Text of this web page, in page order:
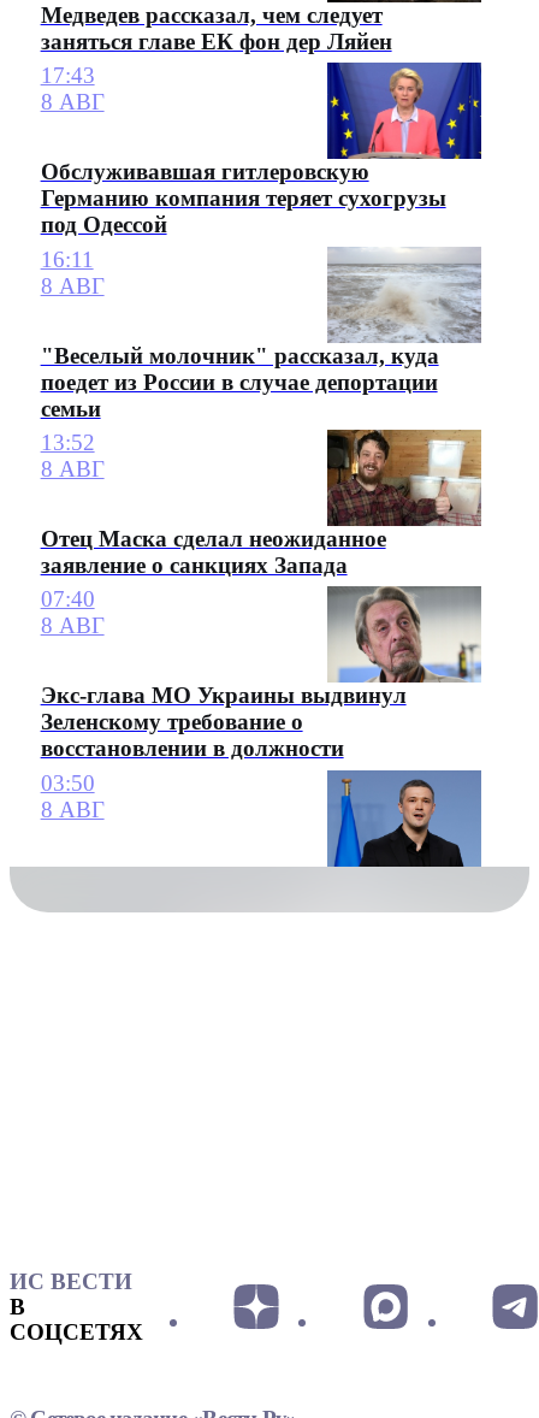
Медведев рассказал, чем следует
заняться главе ЕК фон дер Ляйен
17:43
8 АВГ
Обслуживавшая гитлеровскую
Германию компания теряет сухогрузы
под Одессой
16:11
8 АВГ
"Веселый молочник" рассказал, куда
поедет из России в случае депортации
семьи
13:52
8 АВГ
Отец Маска сделал неожиданное
заявление о санкциях Запада
07:40
8 АВГ
Экс-глава МО Украины выдвинул
Зеленскому требование о
восстановлении в должности
03:50
8 АВГ
ИС ВЕСТИ
В
СОЦСЕТЯХ